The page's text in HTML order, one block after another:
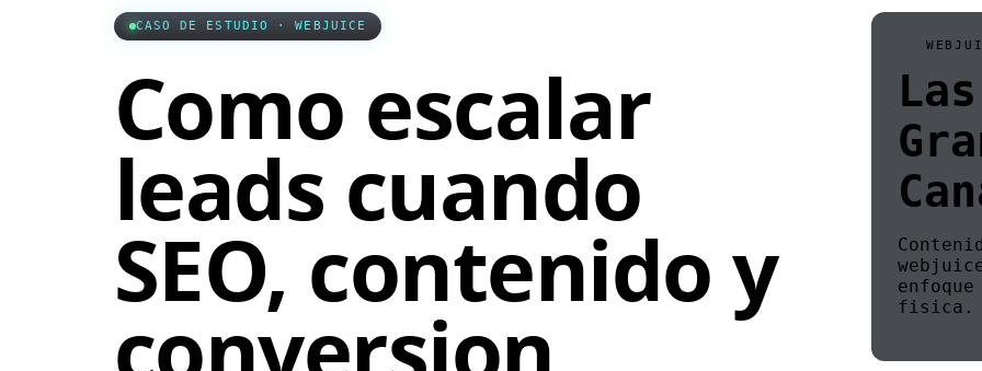
SEO local, tecnico, contenido, e-commerce y webs rapidas.
Posiciona negocios en Las Palmas, Gran
Canaria y Canarias.
Google Ads
Leads de alta
crece.
SEO IA & GEO
Aparece en ChatGPT, Perplexity y AI
Overviews.
SEO Tecnico
Arregla los
SEO Local ↗ Contenido
Paginas
CASO DE ESTUDIO · WEBJUICE
Como escalar
leads cuando
SEO, contenido y
fisica.